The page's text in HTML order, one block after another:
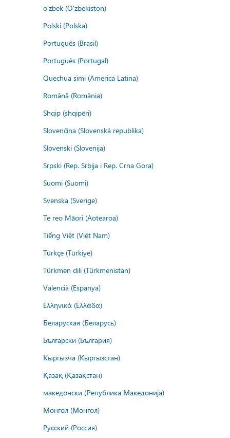
o'zbek (O'zbekiston)
Polski (Polska)
Português (Brasil)
Português (Portugal)
Quechua simi (America Latina)
Română (România)
Shqip (shqipëri)
Slovenčina (Slovenská republika)
Slovenski (Slovenija)
Srpski (Rep. Srbija i Rep. Crna Gora)
Suomi (Suomi)
Svenska (Sverige)
Te reo Māori (Aotearoa)
Tiếng Việt (Việt Nam)
Türkçe (Türkiye)
Türkmen dili (Türkmenistan)
Valencià (Espanya)
Ελληνικά (Ελλάδα)
Беларуская (Беларусь)
Български (България)
Кыргызча (Кыргызстан)
Қазақ (Қазақстан)
македонски (Република Македонија)
Монгол (Монгол)
Русский (Россия)